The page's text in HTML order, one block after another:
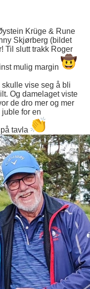
Krüge & Rune
Skjørberg (bildet
Til slutt trakk Roger
mulig margin
vise seg å bli
Og damelaget viste
de dro mer og mer
for en
tavla